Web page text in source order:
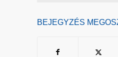
BEJEGYZÉS